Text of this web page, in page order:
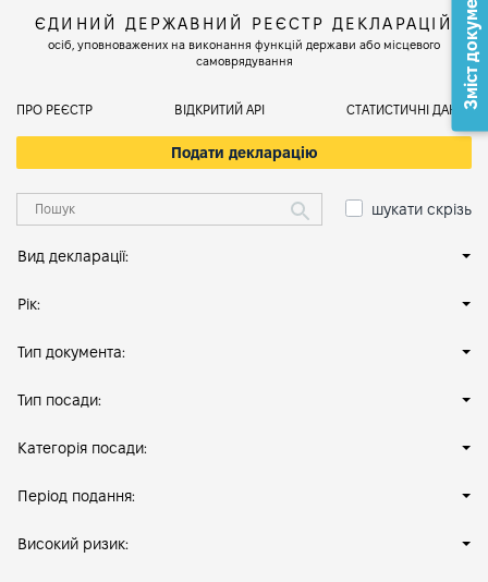
ЄДИНИЙ ДЕРЖАВНИЙ РЕЄСТР ДЕКЛАРАЦІЙ
осіб, уповноважених на виконання функцій держави або місцевого
самоврядування
ПРО РЕЄСТР ВІДКРИТИЙ АРІ СТАТИСТИЧНІ ДАНІ
Подати декларацію
шукати скрізь
Вид декларації:
Рік:
Тип документа:
Тип посади:
Категорія посади:
Період подання:
Високий ризик:
Зміст документа